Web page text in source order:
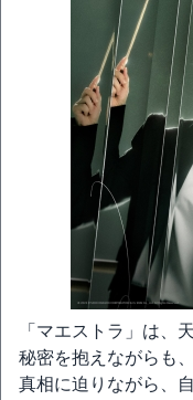
「マエストラ」は、
秘密を抱えながらも
真相に迫りながら、